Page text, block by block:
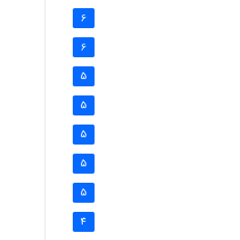
6
6
5
5
5
5
5
4